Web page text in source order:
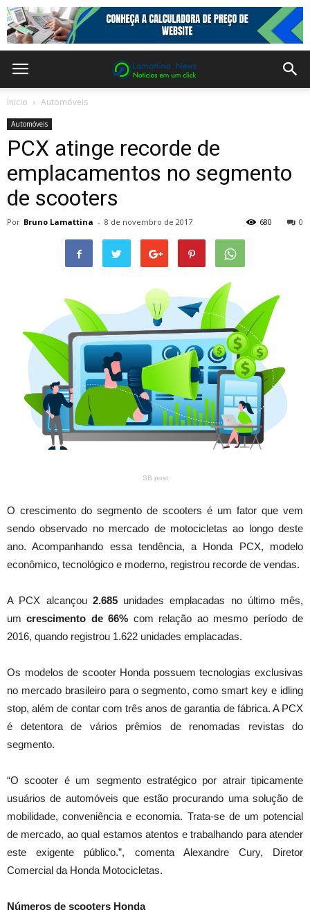
Inicio Automóveis
Automóveis
PCX atinge recorde de
emplacamentos no segmento
de scooters
Por Bruno Lamattina - 8 de novembro de 2017 0
680
SB post
O crescimento do segmento de scooters é um fator que vem
sendo observado no mercado de motocicletas ao longo deste
ano. Acompanhando essa tendência, a Honda PCX, modelo
econômico, tecnológico e moderno, registrou recorde de vendas.
A PCX alcançou 2.685 unidades emplacadas no último mês,
umcrescimento de 66% com relação ao mesmo período de
2016, quando registrou 1.622 unidades emplacadas.
Os modelos de scooter Honda possuem tecnologias exclusivas
no mercado brasileiro para o segmento, como smart key e idling
stop, além de contar com três anos de garantia de fábrica. A PCX
é detentora de vários prêmios de renomadas revistas do
segmento.
“O scooter é um segmento estratégico por atrair tipicamente
usuários de automóveis que estão procurando uma solução de
mobilidade, conveniência e economia. Trata-se de um potencial
de mercado, ao qual estamos atentos e trabalhando para atender
este exigente público.”, comenta Alexandre Cury, Diretor
Comercial da Honda Motocicletas.
Números de scooters Honda